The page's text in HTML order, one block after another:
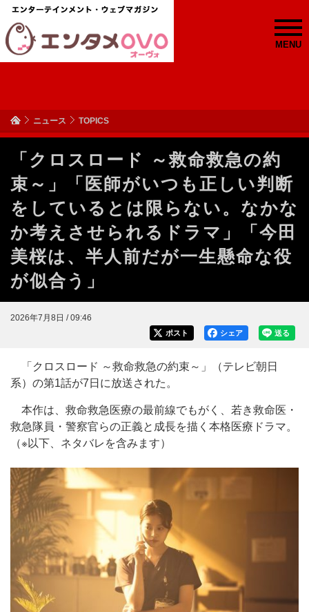
MENU
ニュース TOPICS
「クロスロード ～救命救急の約
束～」「医師がいつも正しい判断
をしているとは限らない。なかな
か考えさせられるドラマ」「今田
美桜は、半人前だが一生懸命な役
が似合う」
2026年7月8日 / 09:46
送る
シェア
ポスト
「クロスロード ～救命救急の約束～」（テレビ朝日
系）の第1話が7日に放送された。
本作は、救命救急医療の最前線でもがく、若き救命医・
救急隊員・警察官らの正義と成長を描く本格医療ドラマ。
（※以下、ネタバレを含みます）